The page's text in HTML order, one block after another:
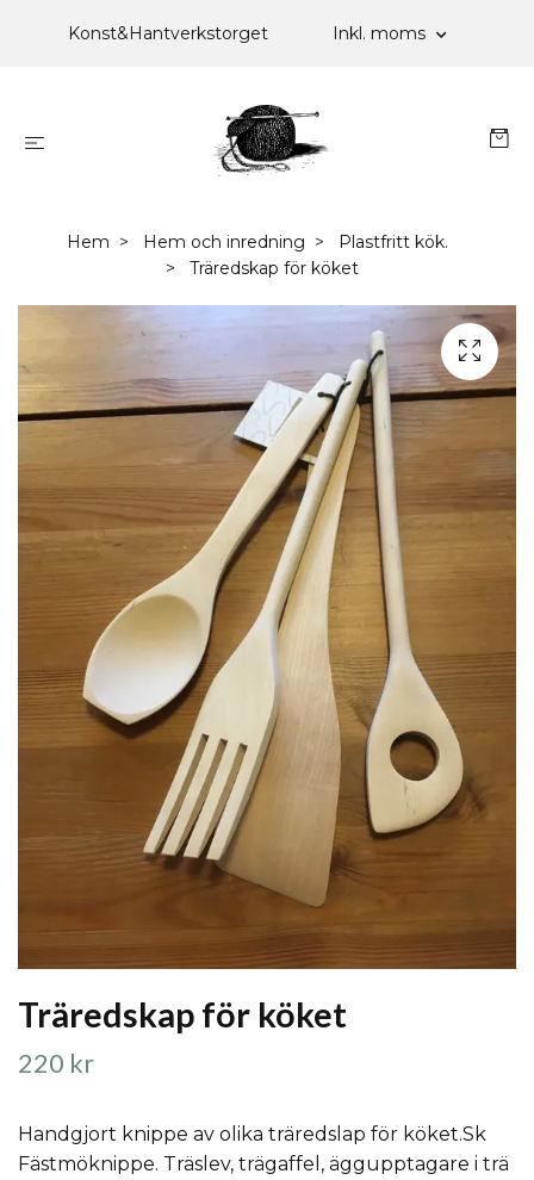
Konst&Hantverkstorget Inkl. moms
Hem Hem och inredning
Plastfritt kök.
Träredskap för köket
Träredskap för köket
220 kr
Handgjort knippe av olika träredslap för köket.Sk
Fästmöknippe. Träslev, trägaffel, äggupptagare i trä